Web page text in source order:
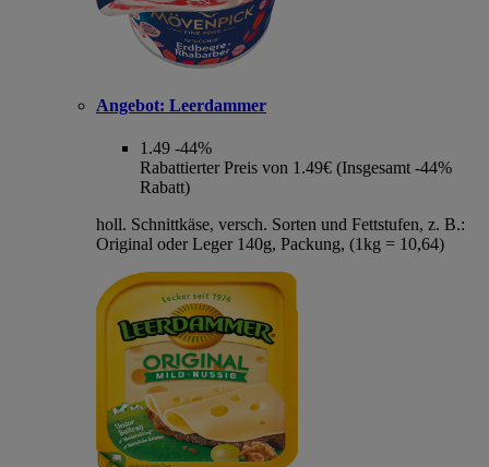
Angebot: Leerdammer
1.49 -44%
Rabattierter Preis von 1.49€ (Insgesamt -44%
Rabatt)
holl. Schnittkäse, versch. Sorten und Fettstufen, z. B.:
Original oder Leger 140g, Packung, (1kg = 10,64)